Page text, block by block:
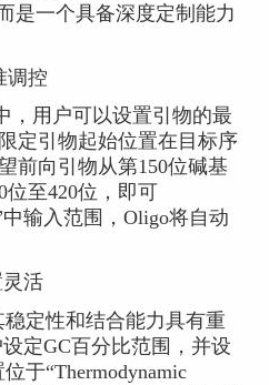
是一个具备深度定制能力
调控
，用户可以设置引物的最
定引物起始位置在目标序
前向引物从第150位碱基
位至420位，即可
中输入范围，Oligo将自动
活
定性和结合能力具有重
定GC百分比范围，并设
于“Thermodynamic